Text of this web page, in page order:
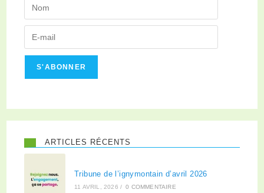
S'ABONNER
ARTICLES RÉCENTS
Tribune de l’ignymontain d’avril 2026
11 AVRIL, 2026 / 0 COMMENTAIRE